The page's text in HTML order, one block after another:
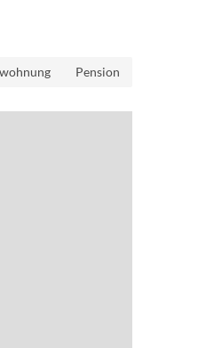
Pension